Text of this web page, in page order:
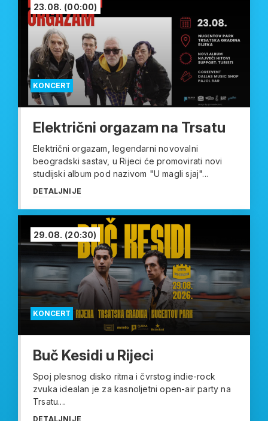
KONCERT
23.08. (00:00)
Električni orgazam na Trsatu
Električni orgazam, legendarni novovalni
beogradski sastav, u Rijeci će promovirati novi
studijski album pod nazivom "U magli sjaj"...
DETALJNIJE
KONCERT
29.08. (20:30)
Buč Kesidi u Rijeci
Spoj plesnog disko ritma i čvrstog indie-rock
zvuka idealan je za kasnoljetni open-air party na
Trsatu....
DETALJNIJE